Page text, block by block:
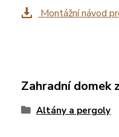
Montážní návod
Zahradní domek
Altány a pergoly